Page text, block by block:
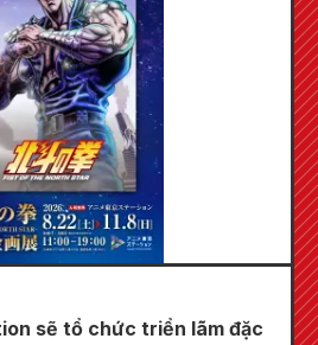
sẽ tổ chức triển lãm đặc